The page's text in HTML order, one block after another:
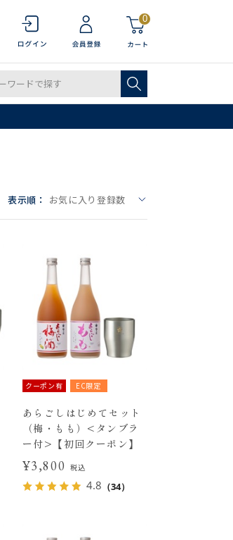
0
表示順： お気に入り登録数
クーポン有 EC限定
あらごしはじめてセット
（梅・もも）<タンブラ
ー付>【初回クーポン】
¥3,800 税込
4.8 （34）